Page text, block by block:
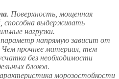
. Поверхность, мощенная
способна выдерживать
нагрузки.
напрямую зависит от
прочнее материал, тем
без необходимости
блоков.
морозостойкости